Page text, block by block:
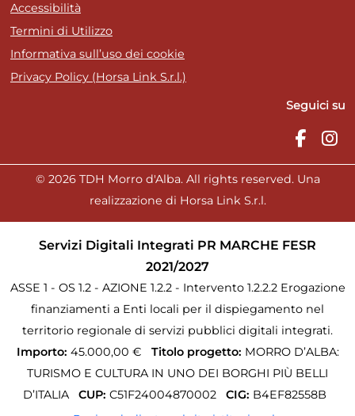
Accessibilità
Termini di Utilizzo
Informativa sull’uso dei cookie
Privacy Policy (Horsa Link S.r.l.)
Seguici su
© 2026 TDH Morro d'Alba. All rights reserved. Una
realizzazione di Horsa Link S.r.l.
Servizi Digitali Integrati PR MARCHE FESR
2021/2027
ASSE 1 - OS 1.2 - AZIONE 1.2.2 - Intervento 1.2.2.2 Erogazione
finanziamenti a Enti locali per il dispiegamento nel
territorio regionale di servizi pubblici digitali integrati.
Importo: 45.000,00 € Titolo progetto: MORRO D’ALBA:
TURISMO E CULTURA IN UNO DEI BORGHI PIÙ BELLI
D’ITALIA
CUP: C51F24004870002 CIG: B4EF82558B